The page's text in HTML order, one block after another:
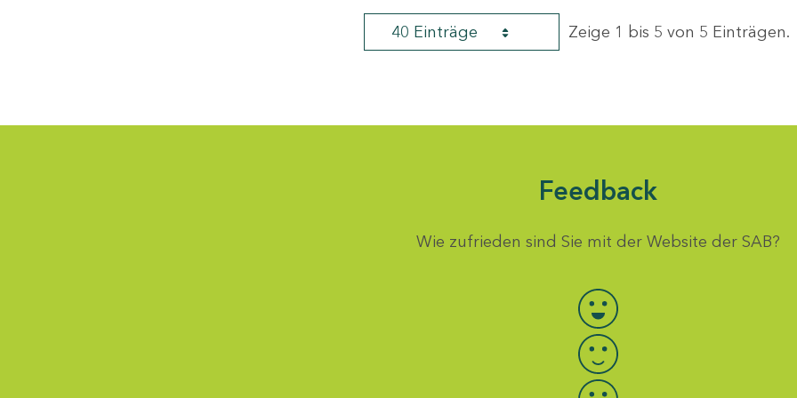
40 Einträge Zeige 1 bis 5 von 5 Einträgen.
Feedback
Wie zufrieden sind Sie mit der Website der SAB?
Bewertung auswählen